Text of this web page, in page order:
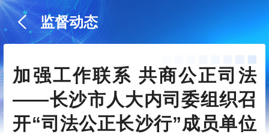
监督动态
加强工作联系 共商公正司法
——长沙市人大内司委组织召
开“司法公正长沙行”成员单位